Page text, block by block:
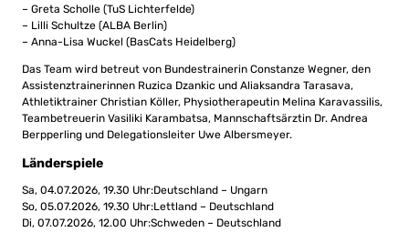
– Greta Scholle (TuS Lichterfelde)
– Lilli Schultze (ALBA Berlin)
– Anna-Lisa Wuckel (BasCats Heidelberg)
Das Team wird betreut von Bundestrainerin Constanze Wegner, den
Assistenztrainerinnen Ruzica Dzankic und Aliaksandra Tarasava,
Athletiktrainer Christian Köller, Physiotherapeutin Melina Karavassilis,
Teambetreuerin Vasiliki Karambatsa, Mannschaftsärztin Dr. Andrea
Berpperling und Delegationsleiter Uwe Albersmeyer.
Länderspiele
Sa, 04.07.2026, 19.30 Uhr:Deutschland – Ungarn
So, 05.07.2026, 19.30 Uhr:Lettland – Deutschland
Di, 07.07.2026, 12.00 Uhr:Schweden – Deutschland